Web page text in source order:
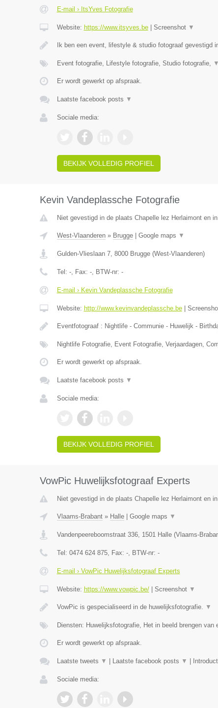
E-mail › ItsYves Fotografie
Website: https://www.itsyves.be| Screenshot ▼
Ik ben een event, lifestyle & studio fotograaf gevestigd
Event fotografie, Lifestyle fotografie, Studio fotografie, ▼
Er wordt gewerkt op afspraak.
Laatste facebook posts ▼
Sociale media:
BEKIJK VOLLEDIG PROFIEL
Kevin Vandeplassche Fotografie
Niet gevestigd in de plaats Chapelle lez Herlaimont en
West-Vlaanderen» Brugge| Google maps ▼
Gulden-Vlieslaan 7, 8000 Brugge(West-Vlaanderen)
Tel: -, Fax: -, BTW-nr: -
E-mail › Kevin Vandeplassche Fotografie
Website: http://www.kevinvandeplassche.be|
Eventfotograaf : Nightlife - Communie - Huwelijk -
Nightlife Fotografie, Event Fotografie, Verjaardagen,
Er wordt gewerkt op afspraak.
Laatste facebook posts ▼
Sociale media:
BEKIJK VOLLEDIG PROFIEL
VowPic Huwelijksfotograaf Experts
Niet gevestigd in de plaats Chapelle lez Herlaimont en
Vlaams-Brabant» Halle| Google maps ▼
Vandenpeereboomstraat 336, 1501 Halle(Vlaams-
Tel: 0474 624 875, Fax: -, BTW-nr: -
E-mail › VowPic Huwelijksfotograaf Experts
Website: https://www.vowpic.be/| Screenshot ▼
VowPic is gespecialiseerd in de huwelijksfotografie. ▼
Diensten: Huwelijksfotografie, Het in beeld brengen van
Er wordt gewerkt op afspraak.
Laatste tweets ▼ Laatste facebook posts ▼
Sociale media: